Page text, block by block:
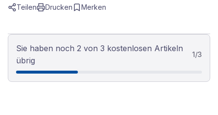
Teilen Drucken Merken
Sie haben noch 2 von 3 kostenlosen Artikeln
übrig
1/3